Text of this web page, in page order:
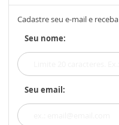
Cadastre seu e-mail e
Seu nome:
Seu email: